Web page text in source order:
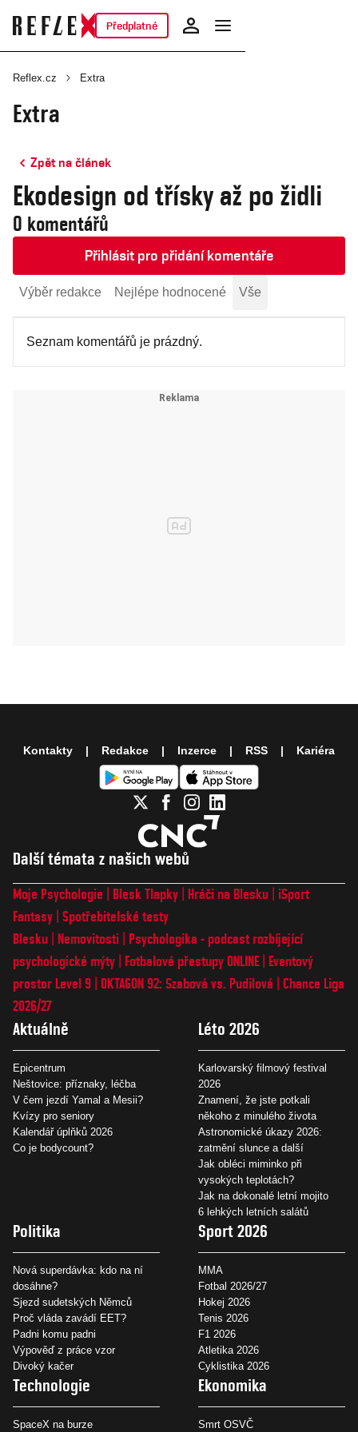
Předplatné
Reflex.cz Extra
Extra
Zpět na článek
Ekodesign od třísky až po židli
0 komentářů
Přihlásit pro přidání komentáře
Výběr redakce Nejlépe hodnocené Vše
Seznam komentářů je prázdný.
Další témata z našich webů
Moje Psychologie Blesk Tlapky Hráči na Blesku
iSport
Fantasy Spotřebitelské testy
Blesku
Nemovitosti
Psychologika - podcast rozbíjející
psychologické mýty
Fotbalové přestupy ONLINE
Eventový
prostor Level 9 OKTAGON 92: Szabová vs. Pudilová
Chance Liga
2026/27
Aktuálně
Epicentrum
Neštovice: příznaky, léčba
V čem jezdí Yamal a Mesii?
Kvízy pro seniory
Kalendář úplňků 2026
Co je bodycount?
Léto 2026
Karlovarský filmový festival
2026
Znamení, že jste potkali
někoho z minulého života
Astronomické úkazy 2026:
zatmění slunce a další
Jak obléci miminko při
vysokých teplotách?
Jak na dokonalé letní mojito
6 lehkých letních salátů
Politika
Nová superdávka: kdo na ní
dosáhne?
Sjezd sudetských Němců
Proč vláda zavádí EET?
Padni komu padni
Výpověď z práce vzor
Divoký kačer
Sport 2026
MMA
Fotbal 2026/27
Hokej 2026
Tenis 2026
F1 2026
Atletika 2026
Cyklistika 2026
Technologie
SpaceX na burze
Ekonomika
Smrt OSVČ
Kontakty Redakce Inzerce RSS Kariéra